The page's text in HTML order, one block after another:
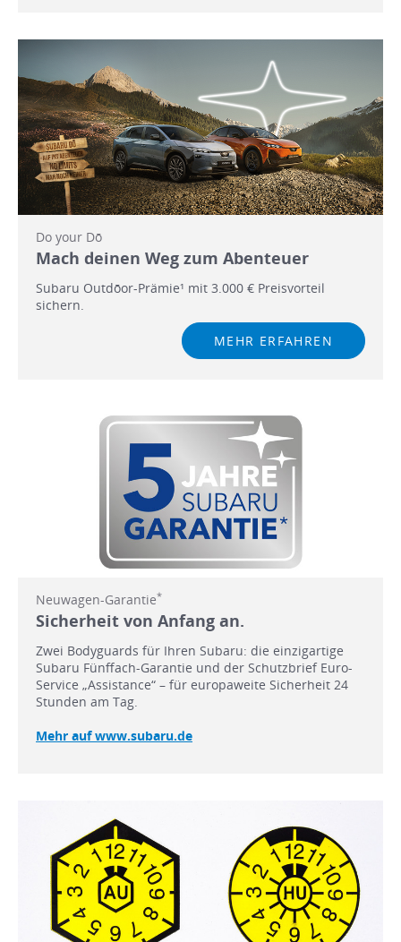
Do your Dō
Mach deinen Weg zum Abenteuer
Subaru Outdōor-Prämie¹ mit 3.000 € Preisvorteil
sichern.
MEHR ERFAHREN
Neuwagen-Garantie*
Sicherheit von Anfang an.
Zwei Bodyguards für Ihren Subaru: die einzigartige
Subaru Fünffach-Garantie und der Schutzbrief Euro-
Service „Assistance“ – für europaweite Sicherheit 24
Stunden am Tag.
Mehr auf www.subaru.de